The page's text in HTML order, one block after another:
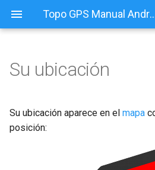
Topo GPS
Ajustes de Android
recomendados
Su ubicación
Su ubicación aparece en el mapa
posición: